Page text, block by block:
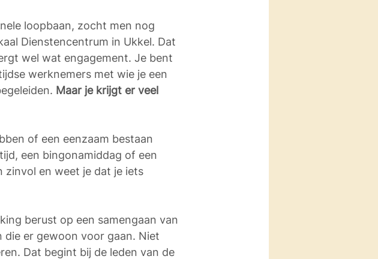
loopbaan, zocht men nog
Dienstencentrum in Ukkel. Dat
wel wat engagement. Je bent
werknemers met wie je een
Maar je krijgt er veel
of een eenzaam bestaan
een bingonamiddag of een
zinvol en weet je dat je iets
berust op een samengaan van
die er gewoon voor gaan. Niet
Dat begint bij de leden van de